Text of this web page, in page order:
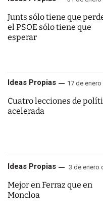
Junts sólo tiene que
el PSOE sólo tiene que
esperar
Ideas Propias 17 de enero
Cuatro lecciones de
acelerada
Ideas Propias 3 de enero
Mejor en Ferraz que en
Moncloa